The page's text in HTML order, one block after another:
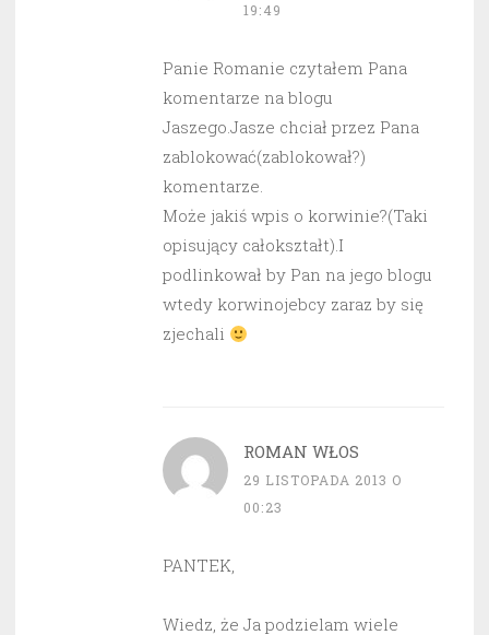
19:49
Panie Romanie czytałem Pana
komentarze na blogu
Jaszego.Jasze chciał przez Pana
zablokować(zablokował?)
komentarze.
Może jakiś wpis o korwinie?(Taki
opisujący całokształt).I
podlinkował by Pan na jego blogu
wtedy korwinojebcy zaraz by się
zjechali
ROMAN WŁOS
29 LISTOPADA 2013 O
00:23
PANTEK,
Wiedz, że Ja podzielam wiele